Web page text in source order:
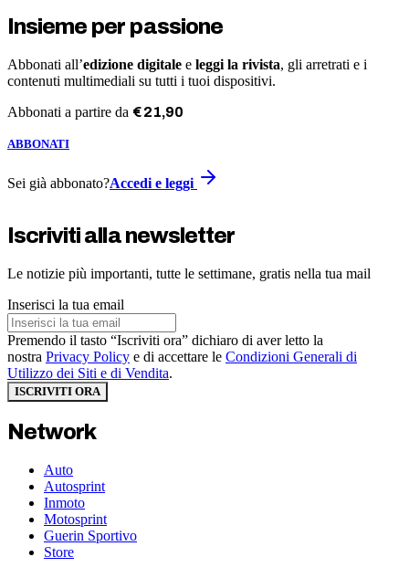
Insieme per passione
Abbonati all’edizione digitale e leggi la rivista, gli arretrati e i
contenuti multimediali su tutti i tuoi dispositivi.
Abbonati a partire da €21,90
ABBONATI
Sei già abbonato?Accedi e leggi
Iscriviti alla newsletter
Le notizie più importanti, tutte le settimane, gratis nella tua mail
Inserisci la tua email
Premendo il tasto “Iscriviti ora” dichiaro di aver letto la
nostra Privacy Policy e di accettare le Condizioni Generali di
Utilizzo dei Siti e di Vendita.
ISCRIVITI ORA
Network
Auto
Autosprint
Inmoto
Motosprint
Guerin Sportivo
Store